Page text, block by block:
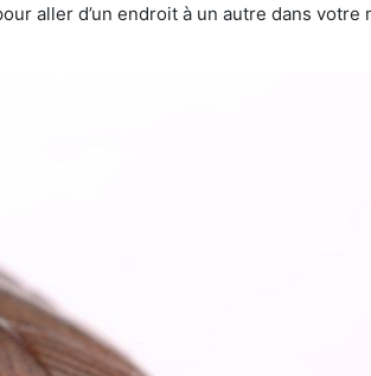
aller d’un endroit à un autre dans